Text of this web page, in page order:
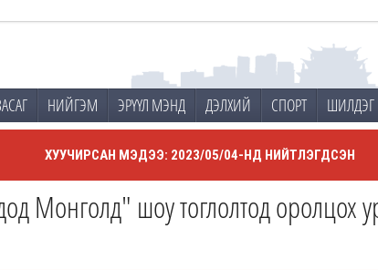
НИЙГЭМ ЭРҮҮЛ МЭНД ДЭЛХИЙ СПОРТ ШИЛДЭГ
ХУУЧИРСАН МЭДЭЭ: 2023/05/04-НД НИЙТЛЭГДСЭН
Монголд" шоу тоглолтод оролцох